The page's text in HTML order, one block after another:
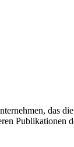
das
Publikationen